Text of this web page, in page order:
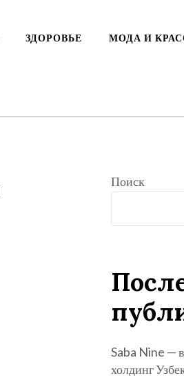
ЗДОРОВЬЕ МОДА И
Поиск
Saba Nine —
холдинг